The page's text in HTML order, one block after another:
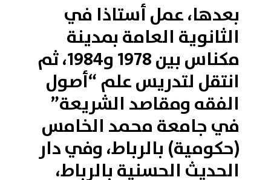
بعدها، عمل أستاذا في
الثانوية العامة بمدينة
مكناس بين 1978 و1984، ثم
انتقل لتدريس علم “أصول
الفقه ومقاصد الشريعة”
في جامعة محمد الخامس
(حكومية) بالرباط، وفي دار
الحديث الحسنية بالرباط،